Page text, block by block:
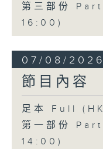
第三部份
16:00)
07/08/2026
節目內容
足本 Full
第一部份
14:00)